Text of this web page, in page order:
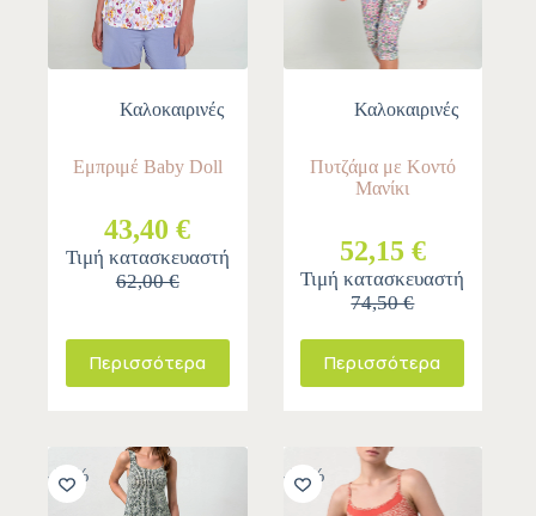
Καλοκαιρινές
Εμπριμέ Baby Doll
43,40 €
Τιμή κατασκευαστή
62,00 €
Περισσότερα
Καλοκαιρινές
Πυτζάμα με Κοντό
Μανίκι
52,15 €
Τιμή κατασκευαστή
74,50 €
Περισσότερα
-30% -30%